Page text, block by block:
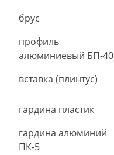
брус
профиль
алюминиевый БП-40
вставка (плинтус)
гардина пластик
гардина алюминий
ПК-5